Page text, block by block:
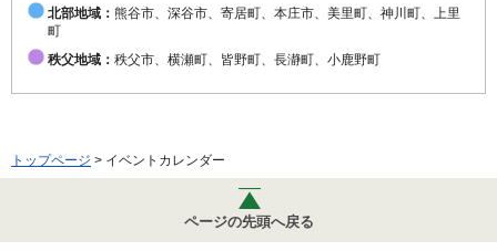
北部地域： 熊谷市、深谷市、寄居町、本庄市、美里町、神川町、上里
町
秩父地域： 秩父市、横瀬町、皆野町、長瀞町、小鹿野町
トップページ > イベントカレンダー
ページの先頭へ戻る